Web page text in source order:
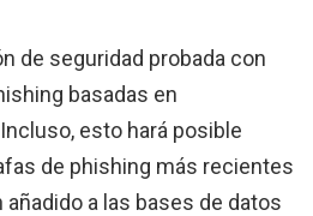
de seguridad probada con
basadas en
esto hará posible
de phishing más recientes
añadido a las bases de datos